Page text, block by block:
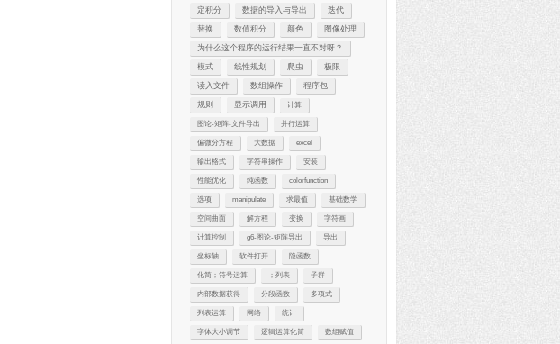
定积分 数据的导入与导出 迭代
替换 数值积分 颜色 图像处理
为什么这个程序的运行结果一直不对呀？
模式 线性规划 爬虫 极限
读入文件 数组操作 程序包
规则 显示调用 计算
图论-矩阵-文件导出 并行运算
偏微分方程 大数据 excel
输出格式 字符串操作 安装
性能优化 纯函数 colorfunction
选项 manipulate 求最值 基础数学
空间曲面 解方程 变换 字符画
计算控制 g6-图论-矩阵导出 导出
坐标轴 软件打开 隐函数
化简；符号运算 ；列表 子群
内部数据获得 分段函数 多项式
列表运算 网络 统计
字体大小调节 逻辑运算化简 数组赋值